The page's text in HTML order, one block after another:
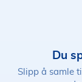
Du
Slipp å samle